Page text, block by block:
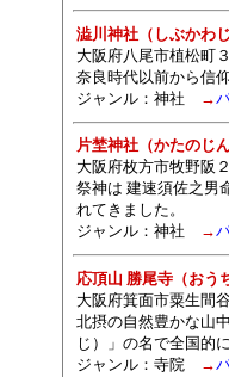
澁川神社（しぶかわ
大阪府八尾市植松町
奈良時代以前から信
ジャンル： 神社 →
片埜神社（かたのじ
大阪府枚方市牧野阪
祭神は 建速須佐之男
れてきました。
ジャンル： 神社 →
応頂山 勝尾寺（おう
大阪府箕面市粟生間
北摂の自然豊かな山
じ）」の名で全国的
ジャンル： 寺院→